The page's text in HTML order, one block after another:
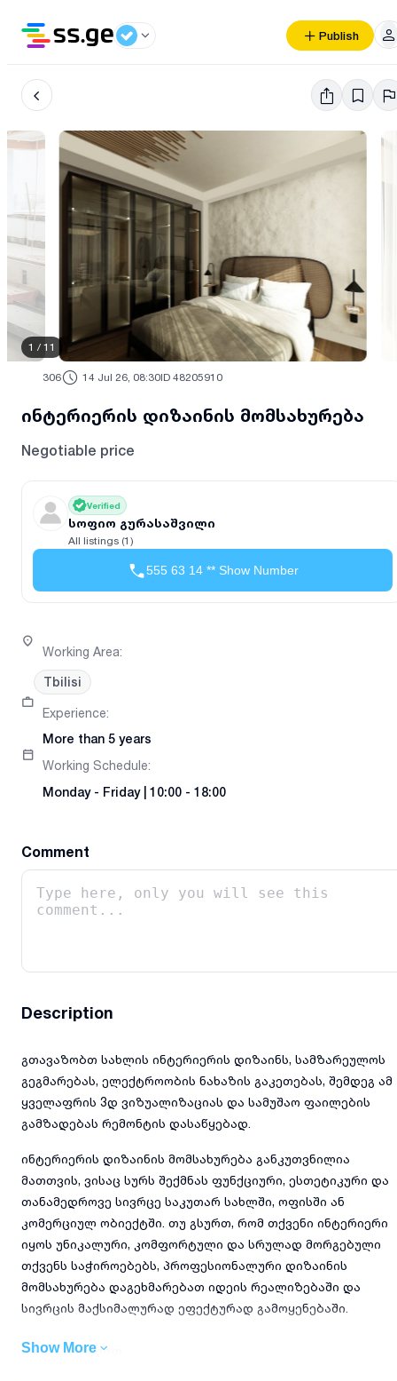
Publish
1 / 11
306 14 Jul 26, 08:30ID 48205910
ინტერიერის დიზაინის მომსახურება
Negotiable price
Verified
სოფიო გურასაშვილი
All listings (1)
555 63 14 ** Show Number
Working Area:
Tbilisi
Experience:
More than 5 years
Working Schedule:
Monday- Friday| 10:00 - 18:00
Comment
Description
გთავაზობთ სახლის ინტერიერის დიზაინს, სამზარეულოს
გეგმარებას, ელექტროობის ნახაზის გაკეთებას, შემდეგ ამ
ყველაფრის 3დ ვიზუალიზაციას და სამუშაო ფაილების
გამზადებას რემონტის დასაწყებად.
ინტერიერის დიზაინის მომსახურება განკუთვნილია
მათთვის, ვისაც სურს შექმნას ფუნქციური, ესთეტიკური და
თანამედროვე სივრცე საკუთარ სახლში, ოფისში ან
კომერციულ ობიექტში. თუ გსურთ, რომ თქვენი ინტერიერი
იყოს უნიკალური, კომფორტული და სრულად მორგებული
თქვენს საჭიროებებს, პროფესიონალური დიზაინის
მომსახურება დაგეხმარებათ იდეის რეალიზებაში და
სივრცის მაქსიმალურად ეფექტურად გამოყენებაში.
რას ვაკეთებთ
Show More